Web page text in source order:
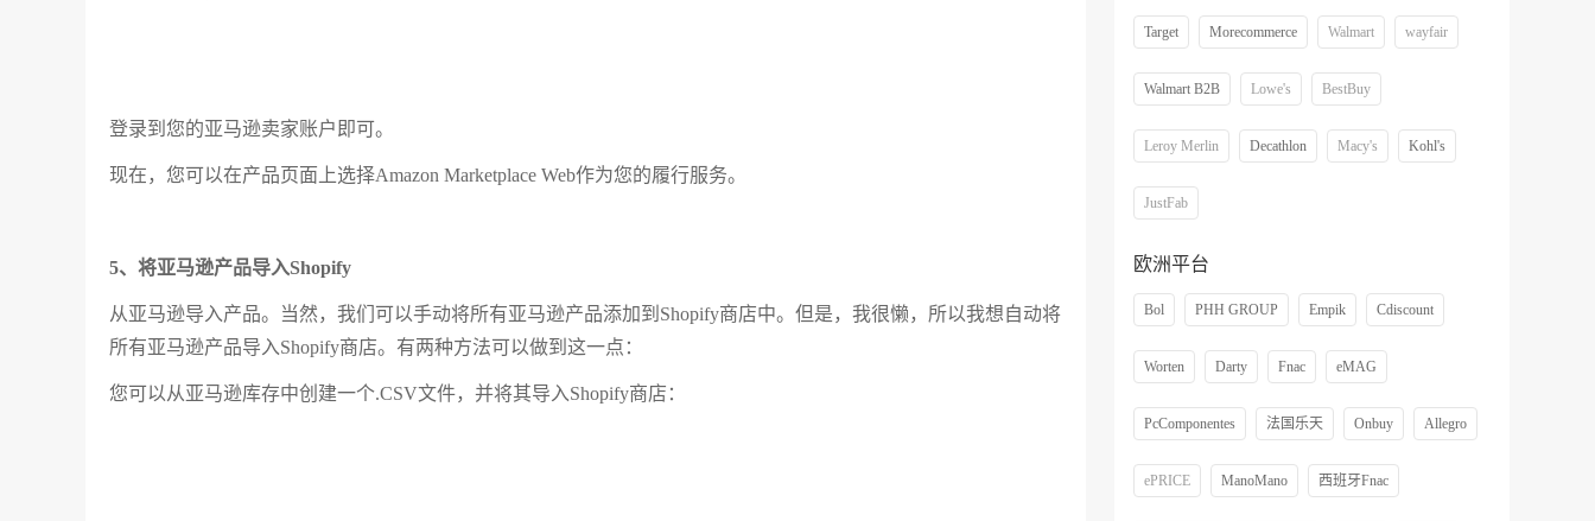
登录到您的亚马逊卖家账户即可。
现在，您可以在产品页面上选择Amazon Marketplace Web作为您的履行服务。
5、将亚马逊产品导入Shopify
从亚马逊导入产品。当然，我们可以手动将所有亚马逊产品添加到Shopify商店中。但是，我很懒，所以我想自动将
所有亚马逊产品导入Shopify商店。有两种方法可以做到这一点：
您可以从亚马逊库存中创建一个.CSV文件，并将其导入Shopify商店：
Target Morecommerce Walmart wayfair
Walmart B2B Lowe's BestBuy
Leroy Merlin Decathlon Macy's Kohl's
JustFab
欧洲平台
Bol PHH GROUP Empik Cdiscount
Worten Darty Fnac eMAG
PcComponentes 法国乐天 Onbuy Allegro
ePRICE ManoMano 西班牙Fnac